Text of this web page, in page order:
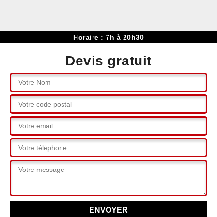
Horaire : 7h à 20h30
Devis gratuit